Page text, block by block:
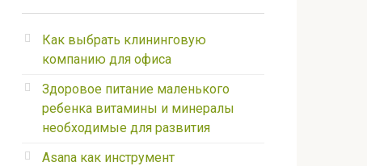
Как выбрать клининговую
компанию для офиса
Здоровое питание маленького
ребенка витамины и минералы
необходимые для развития
Asana как инструмент